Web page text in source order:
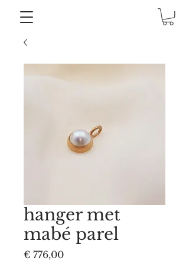
hanger met
mabé parel
€ 776,00Prijs